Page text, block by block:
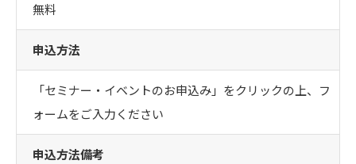
無料
申込方法
「セミナー・イベントのお申込み」をクリックの上、フ
ォームをご入力ください
申込方法備考